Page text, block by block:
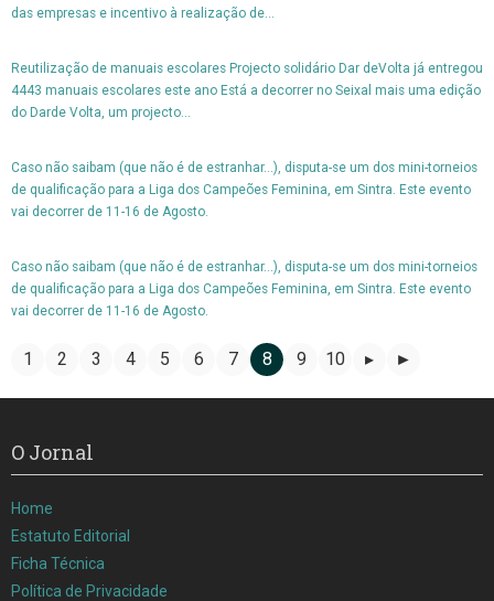
das empresas e incentivo à realização de...
Reutilização de manuais escolares Projecto solidário Dar deVolta já entregou
4443 manuais escolares este ano Está a decorrer no Seixal mais uma edição
do Darde Volta, um projecto...
Caso não saibam (que não é de estranhar...), disputa-se um dos mini-torneios
de qualificação para a Liga dos Campeões Feminina, em Sintra. Este evento
vai decorrer de 11-16 de Agosto.
Caso não saibam (que não é de estranhar...), disputa-se um dos mini-torneios
de qualificação para a Liga dos Campeões Feminina, em Sintra. Este evento
vai decorrer de 11-16 de Agosto.
1 2 3 4 5 6 7 8 9 10 ▸ ►
O Jornal
Home
Estatuto Editorial
Ficha Técnica
Política de Privacidade